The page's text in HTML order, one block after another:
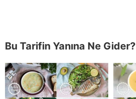
Bu Tarifin Yanına Ne Gider?